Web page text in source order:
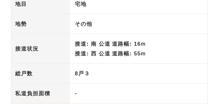
地目 宅地
地勢 その他
接道状況
接道: 南 公道 道路幅: 16ｍ
接道: 西 公道 道路幅: 55ｍ
総戸数 8戸３
私道負担面積 -